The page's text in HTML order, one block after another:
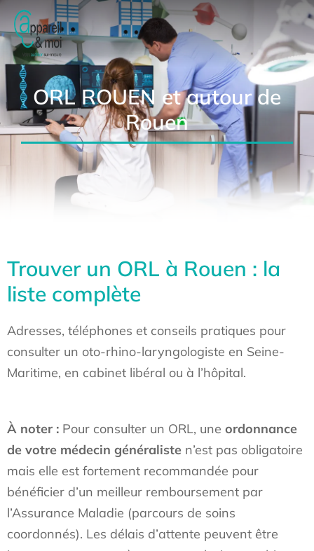
ORL ROUEN et autour de
Rouen
Trouver un ORL à Rouen : la
liste complète
Adresses, téléphones et conseils pratiques pour
consulter un oto-rhino-laryngologiste en Seine-
Maritime, en cabinet libéral ou à l’hôpital.
À noter : Pour consulter un ORL, une ordonnance
de votre médecin généraliste n’est pas obligatoire
mais elle est fortement recommandée pour
bénéficier d’un meilleur remboursement par
l’Assurance Maladie (parcours de soins
coordonnés). Les délais d’attente peuvent être